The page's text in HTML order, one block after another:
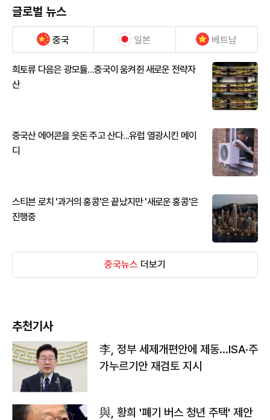
글로벌 뉴스
중국 일본 베트남
희토류 다음은 광모듈…중국이 움켜쥔 새로운 전략자
산
중국산 에어콘을 웃돈 주고 산다...유럽 열광시킨 메이
디
스티븐 로치 '과거의 홍콩'은 끝났지만 '새로운 홍콩'은
진행중
중국뉴스 더보기
추천기사
李, 정부 세제개편안에 제동…ISA·주
가누르기안 재검토 지시
與, 황희 '폐기 버스 청년 주택' 제안